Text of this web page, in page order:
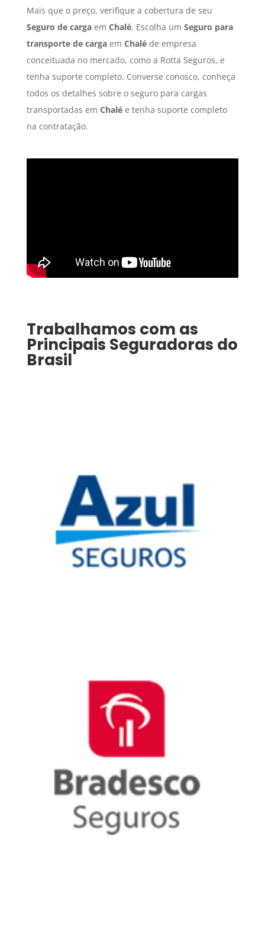
Mais que o preço, verifique a cobertura de seu
Seguro de cargaem Chalé. Escolha um Seguro para
transporte de cargaem Chaléde empresa
conceituada no mercado, como a Rotta Seguros, e
tenha suporte completo. Converse conosco, conheça
todos os detalhes sobre o seguro para cargas
transportadas em Chalée tenha suporte completo
na contratação.
Trabalhamos com as
Principais Seguradoras do
Brasil